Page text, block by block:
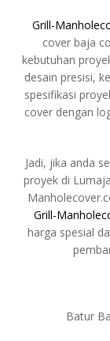
Grill-
cover baja
kebutuhan
desain presisi,
spesifikasi
cover dengan
Jadi, jika anda
proyek di
Grill-
harga spesial
Batur